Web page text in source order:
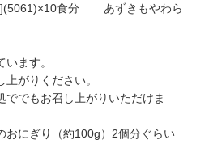
食分 あずきもやわら
ます。
がりください。
ででもお召し上がりいただけま
おにぎり（約100g）2個分ぐらい